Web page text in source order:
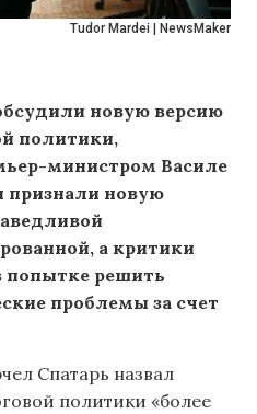
Tudor Mardei | NewsMaker
новую версию
политики,
министром Василе
признали новую
а критики
попытке решить
проблемы за счет
Спатарь назвал
политики «более